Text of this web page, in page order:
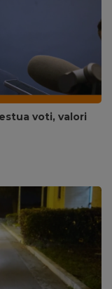
voti, valori